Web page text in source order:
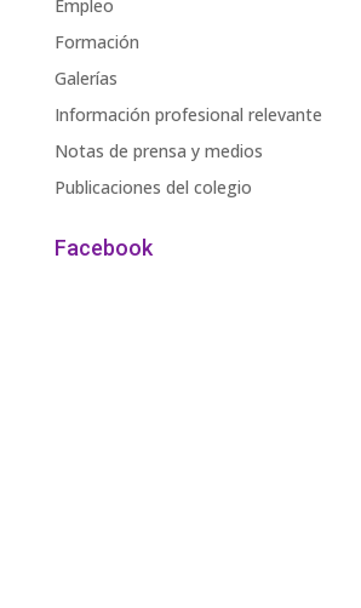
Empleo
Formación
Galerías
Información profesional relevante
Notas de prensa y medios
Publicaciones del colegio
Facebook